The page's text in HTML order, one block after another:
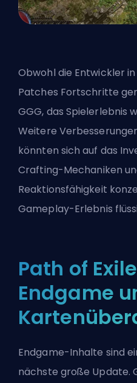
Obwohl die Entwickler
Patches Fortschritte
GGG, das Spielerlebnis
Weitere
könnten sich auf das
Crafting-Mechaniken
Reaktionsfähigkeit
Gameplay-Erlebnis
Path of
Endgame
Endgame-Inhalte sind
nächste große Update.